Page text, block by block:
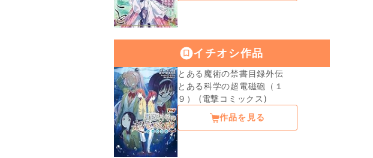
イチオシ作品
とある魔術の禁書目録外伝
とある科学の超電磁砲（１
９） (電撃コミックス)
作品を見る